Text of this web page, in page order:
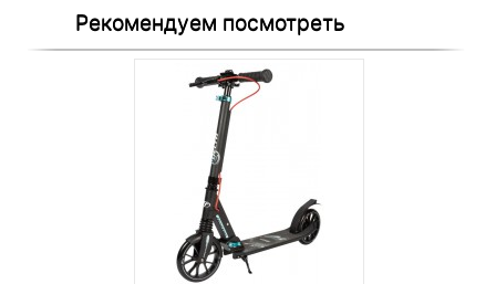
Рекомендуем посмотреть